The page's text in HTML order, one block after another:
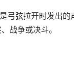
弓弦拉开时发出
战争或决斗。